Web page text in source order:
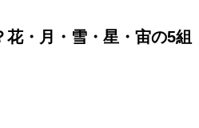
花・月・雪・星・宙の5組